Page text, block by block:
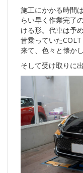
施工にかかる時間
らい早く作業完了
ける形。代車は予
昔乗っていた
来て、色々と懐か
そして受け取りに